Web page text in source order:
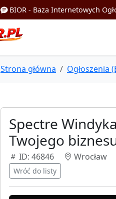
BIOR - Baza Internetowych
Strona główna Ogłoszenia
Spectre
Twojego
ID: 46846 Wrocław
Wróć do listy